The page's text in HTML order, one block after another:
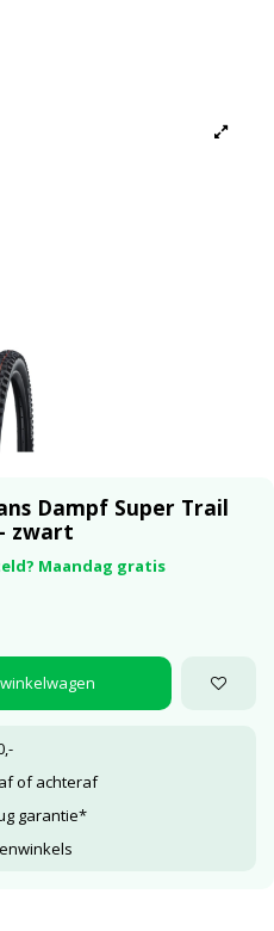
Dampf Super Trail
zwart
Maandag gratis
of achteraf
garantie*